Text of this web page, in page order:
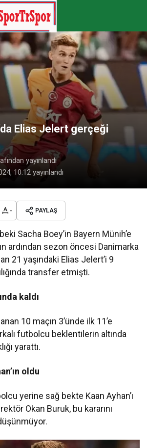
Elias Jelert gerçeği
yayınlandı
10:12 yayınlandı
- PAYLAŞ
Sacha Boey’in Bayern Münih’e
ardından sezon öncesi Danimarka
21 yaşındaki Elias Jelert’i 9
transfer etmişti.
kaldı
10 maçın 3’ünde ilk 11’e
futbolcu beklentilerin altında
yarattı.
oldu
yerine sağ bekte Kaan Ayhan’ı
Okan Buruk, bu kararını
Fenerbahçe’nin rekorunu elinden
Paylaş